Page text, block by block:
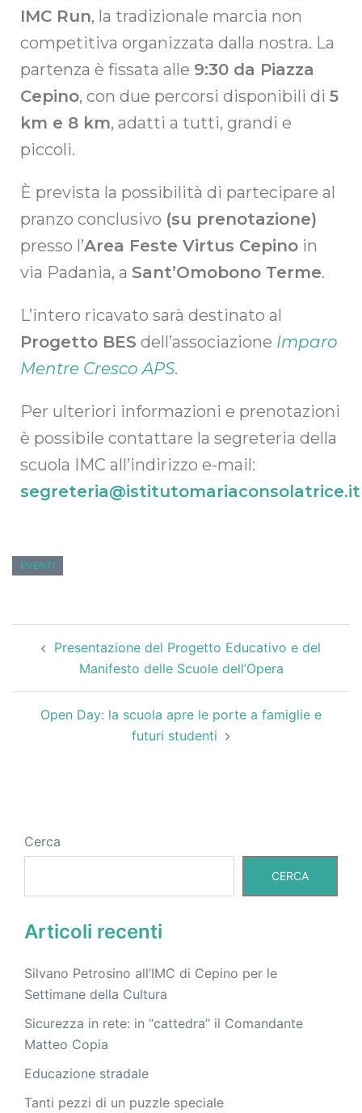
IMC Run, la tradizionale marcia non
competitiva organizzata dalla nostra. La
partenza è fissata alle 9:30 da Piazza
Cepino, con due percorsi disponibili di 5
km e 8 km, adatti a tutti, grandi e
piccoli.
È prevista la possibilità di partecipare al
pranzo conclusivo (su prenotazione)
presso l’Area Feste Virtus Cepino in
via Padania, a Sant’Omobono Terme.
L’intero ricavato sarà destinato al
Progetto BES dell’associazione Imparo
Mentre Cresco APS.
Per ulteriori informazioni e prenotazioni
è possibile contattare la segreteria della
scuola IMC all’indirizzo e-mail:
segreteria@istitutomariaconsolatrice.it
EVENTI
Presentazione del Progetto Educativo e del
Manifesto delle Scuole dell’Opera
Open Day: la scuola apre le porte a famiglie e
futuri studenti​
Cerca
CERCA
Articoli recenti
Silvano Petrosino all’IMC di Cepino per le
Settimane della Cultura
Sicurezza in rete: in “cattedra” il Comandante
Matteo Copia
Educazione stradale
Tanti pezzi di un puzzle speciale